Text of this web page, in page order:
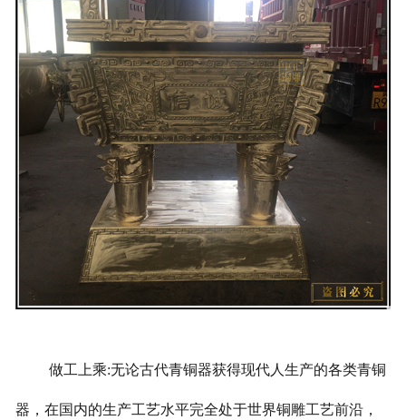
做工上乘:无论古代青铜器获得现代人生产的各类青铜
器，在国内的生产工艺水平完全处于世界铜雕工艺前沿，